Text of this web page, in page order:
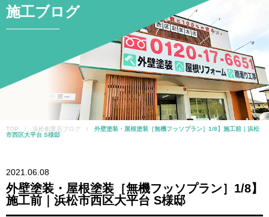
施工ブログ
TOP / 浜松創業店ブログ / 外壁塗装・屋根塗装［無機フッソプラン］1/8】施工前｜浜松
市西区大平台 S様邸
2021.06.08
外壁塗装・屋根塗装［無機フッソプラン］1/8】
施工前｜浜松市西区大平台 S様邸